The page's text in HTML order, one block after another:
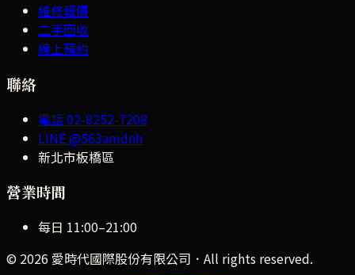
維修報價
二手回收
線上預約
聯絡
電話02-8252-7208
LINE@563amdnh
新北市板橋區
營業時間
每日 11:00–21:00
© 2026 愛時代國際股份有限公司 ．All rights reserved.